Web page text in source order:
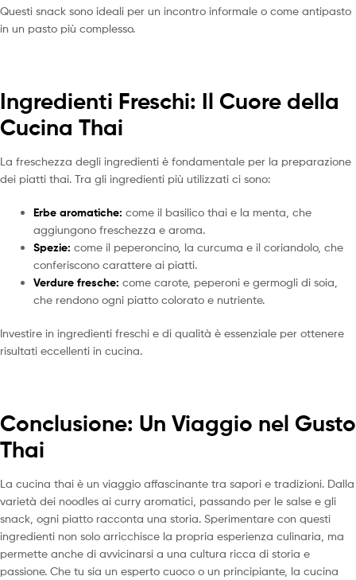
Questi snack sono ideali per un incontro informale o come antipasto
in un pasto più complesso.
Ingredienti Freschi: Il Cuore della
Cucina Thai
La freschezza degli ingredienti è fondamentale per la preparazione
dei piatti thai. Tra gli ingredienti più utilizzati ci sono:
Erbe aromatiche: come il basilico thai e la menta, che
aggiungono freschezza e aroma.
Spezie: come il peperoncino, la curcuma e il coriandolo, che
conferiscono carattere ai piatti.
Verdure fresche: come carote, peperoni e germogli di soia,
che rendono ogni piatto colorato e nutriente.
Investire in ingredienti freschi e di qualità è essenziale per ottenere
risultati eccellenti in cucina.
Conclusione: Un Viaggio nel Gusto
Thai
La cucina thai è un viaggio affascinante tra sapori e tradizioni. Dalla
varietà dei noodles ai curry aromatici, passando per le salse e gli
snack, ogni piatto racconta una storia. Sperimentare con questi
ingredienti non solo arricchisce la propria esperienza culinaria, ma
permette anche di avvicinarsi a una cultura ricca di storia e
passione. Che tu sia un esperto cuoco o un principiante, la cucina